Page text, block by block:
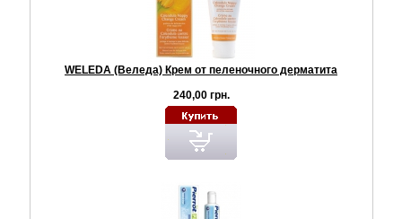
WELEDA (Веледа) Крем от пеленочного дерматита
240,00 грн.